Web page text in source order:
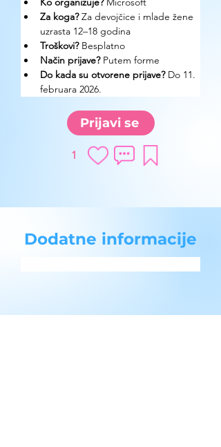
Za koga? Za devojčice i mlade žene
uzrasta 12–18 godina
Troškovi? Besplatno
Način prijave? Putem forme
Do kada su otvorene prijave? Do 11.
februara 2026.
Prijavi se
1
Dodatne informacije